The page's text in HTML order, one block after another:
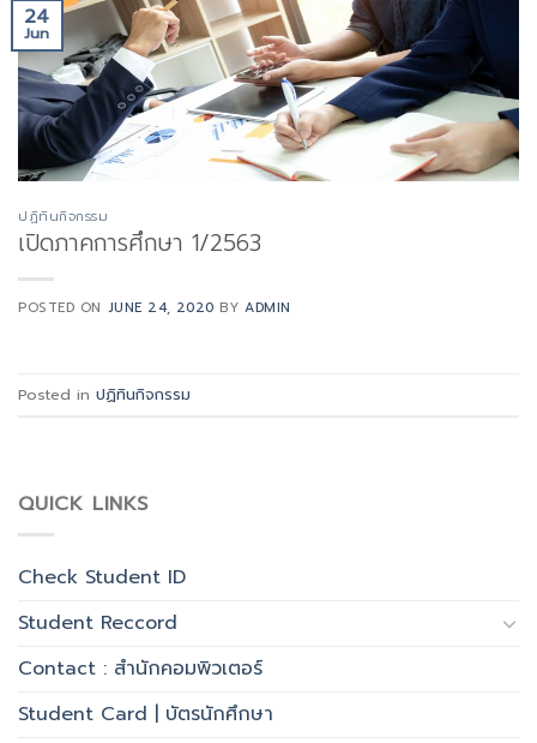
24
Jun
ปฏิทินกิจกรรม
เปิดภาคการศึกษา 1/2563
POSTED ON JUNE 24, 2020 BYADMIN
Posted in ปฏิทินกิจกรรม
QUICK LINKS
Check Student ID
Student Reccord
Contact : สำนักคอมพิวเตอร์
Student Card | บัตรนักศึกษา